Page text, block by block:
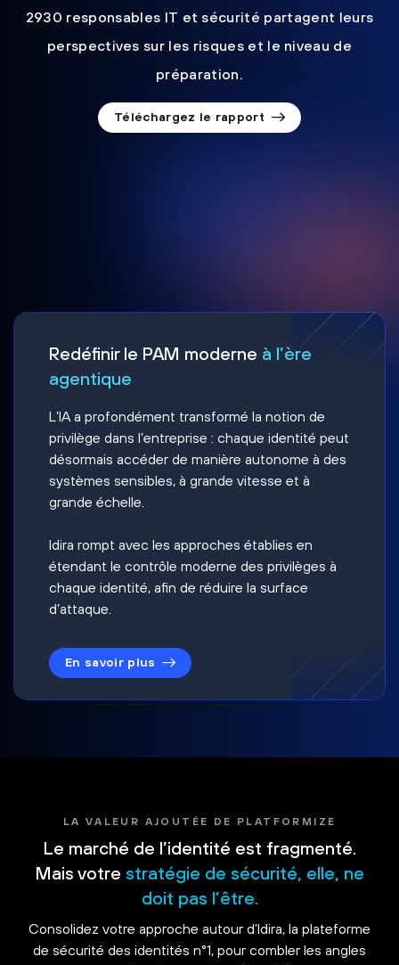
2930 responsables IT et sécurité partagent leurs
perspectives sur les risques et le niveau de
préparation.
Téléchargez le rapport
Redéfinir le PAM moderne à l’ère
agentique
L’IA a profondément transformé la notion de
privilège dans l’entreprise : chaque identité peut
désormais accéder de manière autonome à des
systèmes sensibles, à grande vitesse et à
grande échelle.
Idira rompt avec les approches établies en
étendant le contrôle moderne des privilèges à
chaque identité, afin de réduire la surface
d’attaque.
En savoir plus
LA VALEUR AJOUTÉE DE PLATFORMIZE
Le marché de l’identité est fragmenté.
Mais votre stratégie de sécurité, elle, ne
doit pas l’être.
Consolidez votre approche autour d’Idira, la plateforme
de sécurité des identités n°1, pour combler les angles